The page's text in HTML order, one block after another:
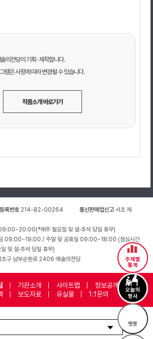
의전당이 기획 · 제작합니다.
램은 사정에 따라 변경될 수 있습니다.
작품소개 바로가기
주제별
통계
오늘의
행사
챗봇
록번호 214-82-00264 통신판매업신고서초 제
매주 월요일 및 설·추석 당일 휴무)
09:00~19:00 / 주말 및 공휴일 09:00~18:00 (점심시간
및 설·추석 당일 휴무)
구 남부순환로 2406 예술의전당
기관소개 사이트맵
정보공개
보도자료 유실물 1:1문의